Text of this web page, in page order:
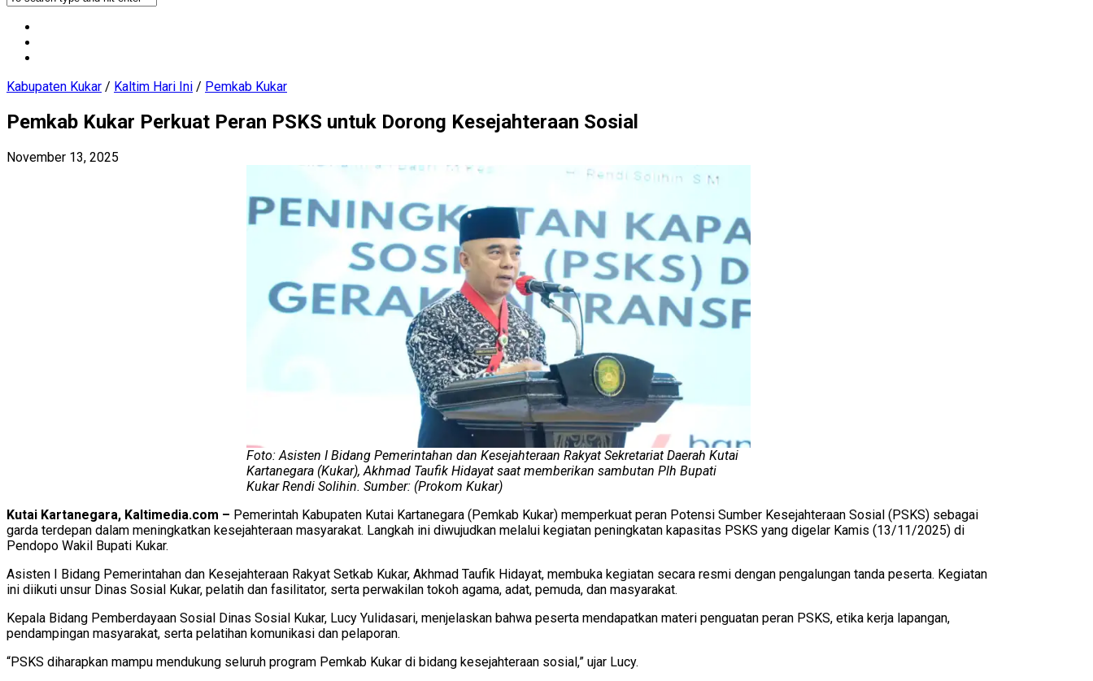
Kabupaten Kukar / Kaltim Hari Ini / Pemkab Kukar
Pemkab Kukar Perkuat Peran PSKS untuk Dorong Kesejahteraan Sosial
November 13, 2025
Foto: Asisten I Bidang Pemerintahan dan Kesejahteraan Rakyat Sekretariat Daerah Kutai
Kartanegara (Kukar), Akhmad Taufik Hidayat saat memberikan sambutan Plh Bupati
Kukar Rendi Solihin. Sumber: (Prokom Kukar)
Kutai Kartanegara, Kaltimedia.com – Pemerintah Kabupaten Kutai Kartanegara (Pemkab Kukar) memperkuat peran Potensi Sumber Kesejahteraan Sosial (PSKS) sebagai
garda terdepan dalam meningkatkan kesejahteraan masyarakat. Langkah ini diwujudkan melalui kegiatan peningkatan kapasitas PSKS yang digelar Kamis (13/11/2025) di
Pendopo Wakil Bupati Kukar.
Asisten I Bidang Pemerintahan dan Kesejahteraan Rakyat Setkab Kukar, Akhmad Taufik Hidayat, membuka kegiatan secara resmi dengan pengalungan tanda peserta. Kegiatan
ini diikuti unsur Dinas Sosial Kukar, pelatih dan fasilitator, serta perwakilan tokoh agama, adat, pemuda, dan masyarakat.
Kepala Bidang Pemberdayaan Sosial Dinas Sosial Kukar, Lucy Yulidasari, menjelaskan bahwa peserta mendapatkan materi penguatan peran PSKS, etika kerja lapangan,
pendampingan masyarakat, serta pelatihan komunikasi dan pelaporan.
“PSKS diharapkan mampu mendukung seluruh program Pemkab Kukar di bidang kesejahteraan sosial,” ujar Lucy.